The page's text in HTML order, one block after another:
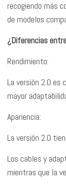
recogiendo más
de modelos
¿Diferencias
Rendimiento:
La versión 2.0 es
mayor
Apariencia:
La versión 2.0
Los cables y
mientras que la